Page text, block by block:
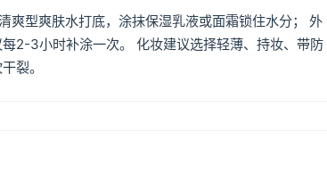
爽型爽肤水打底，涂抹保湿乳液或面霜锁住水分； 外
2-3小时补涂一次。 化妆建议选择轻薄、持妆、带防
裂。